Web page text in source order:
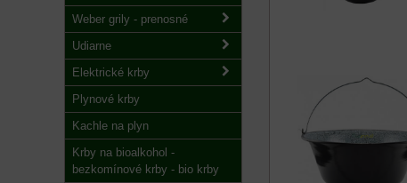
Weber grily - prenosné
Udiarne
Elektrické krby
Plynové krby
Kachle na plyn
Krby na bioalkohol -
bezkomínové krby - bio krby